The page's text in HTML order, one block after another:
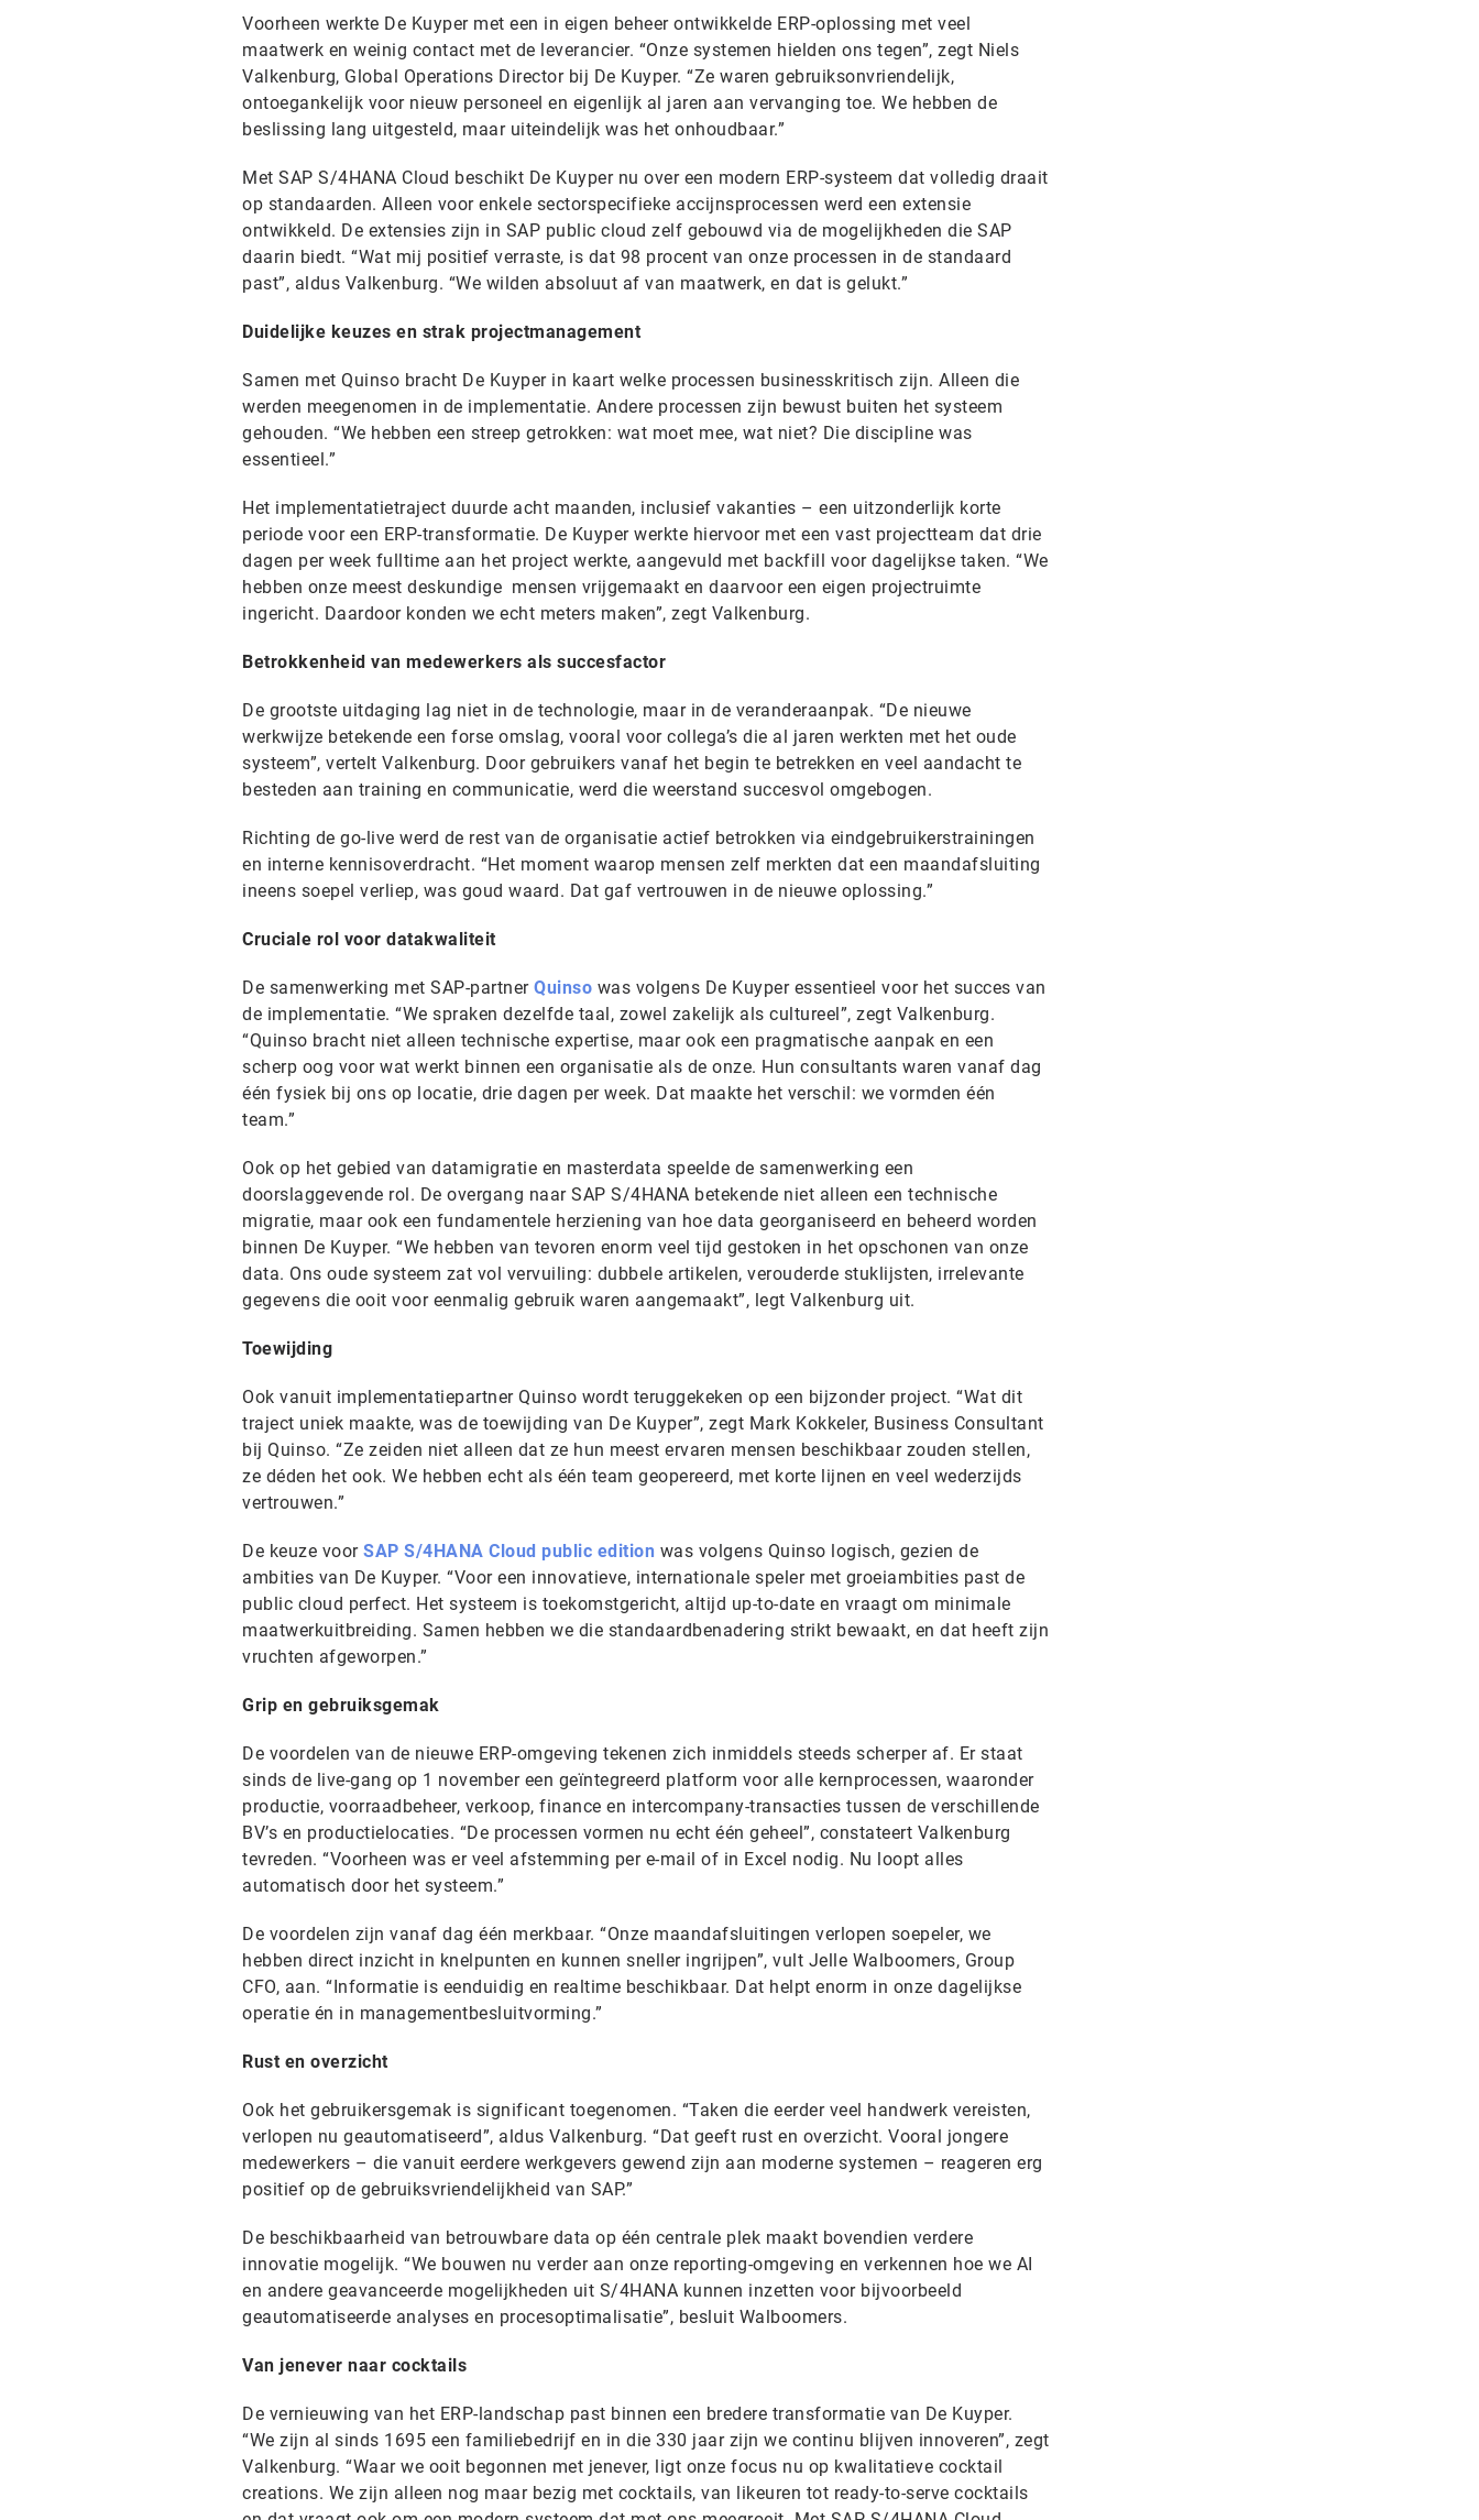
Voorheen werkte De Kuyper met een in eigen beheer ontwikkelde ERP-oplossing met veel
maatwerk en weinig contact met de leverancier. “Onze systemen hielden ons tegen”, zegt Niels
Valkenburg, Global Operations Director bij De Kuyper. “Ze waren gebruiksonvriendelijk,
ontoegankelijk voor nieuw personeel en eigenlijk al jaren aan vervanging toe. We hebben de
beslissing lang uitgesteld, maar uiteindelijk was het onhoudbaar.”
Met SAP S/4HANA Cloud beschikt De Kuyper nu over een modern ERP-systeem dat volledig draait
op standaarden. Alleen voor enkele sectorspecifieke accijnsprocessen werd een extensie
ontwikkeld. De extensies zijn in SAP public cloud zelf gebouwd via de mogelijkheden die SAP
daarin biedt. “Wat mij positief verraste, is dat 98 procent van onze processen in de standaard
past”, aldus Valkenburg. “We wilden absoluut af van maatwerk, en dat is gelukt.”
Duidelijke keuzes en strak projectmanagement
Samen met Quinso bracht De Kuyper in kaart welke processen businesskritisch zijn. Alleen die
werden meegenomen in de implementatie. Andere processen zijn bewust buiten het systeem
gehouden. “We hebben een streep getrokken: wat moet mee, wat niet? Die discipline was
essentieel.”
Het implementatietraject duurde acht maanden, inclusief vakanties – een uitzonderlijk korte
periode voor een ERP-transformatie. De Kuyper werkte hiervoor met een vast projectteam dat drie
dagen per week fulltime aan het project werkte, aangevuld met backfill voor dagelijkse taken. “We
hebben onze meest deskundige mensen vrijgemaakt en daarvoor een eigen projectruimte
ingericht. Daardoor konden we echt meters maken”, zegt Valkenburg.
Betrokkenheid van medewerkers als succesfactor
De grootste uitdaging lag niet in de technologie, maar in de veranderaanpak. “De nieuwe
werkwijze betekende een forse omslag, vooral voor collega’s die al jaren werkten met het oude
systeem”, vertelt Valkenburg. Door gebruikers vanaf het begin te betrekken en veel aandacht te
besteden aan training en communicatie, werd die weerstand succesvol omgebogen.
Richting de go-live werd de rest van de organisatie actief betrokken via eindgebruikerstrainingen
en interne kennisoverdracht. “Het moment waarop mensen zelf merkten dat een maandafsluiting
ineens soepel verliep, was goud waard. Dat gaf vertrouwen in de nieuwe oplossing.”
Cruciale rol voor datakwaliteit
De samenwerking met SAP-partner Quinso was volgens De Kuyper essentieel voor het succes van
de implementatie. “We spraken dezelfde taal, zowel zakelijk als cultureel”, zegt Valkenburg.
“Quinso bracht niet alleen technische expertise, maar ook een pragmatische aanpak en een
scherp oog voor wat werkt binnen een organisatie als de onze. Hun consultants waren vanaf dag
één fysiek bij ons op locatie, drie dagen per week. Dat maakte het verschil: we vormden één
team.”
Ook op het gebied van datamigratie en masterdata speelde de samenwerking een
doorslaggevende rol. De overgang naar SAP S/4HANA betekende niet alleen een technische
migratie, maar ook een fundamentele herziening van hoe data georganiseerd en beheerd worden
binnen De Kuyper. “We hebben van tevoren enorm veel tijd gestoken in het opschonen van onze
data. Ons oude systeem zat vol vervuiling: dubbele artikelen, verouderde stuklijsten, irrelevante
gegevens die ooit voor eenmalig gebruik waren aangemaakt”, legt Valkenburg uit.
Toewijding
Ook vanuit implementatiepartner Quinso wordt teruggekeken op een bijzonder project. “Wat dit
traject uniek maakte, was de toewijding van De Kuyper”, zegt Mark Kokkeler, Business Consultant
bij Quinso. “Ze zeiden niet alleen dat ze hun meest ervaren mensen beschikbaar zouden stellen,
ze déden het ook. We hebben echt als één team geopereerd, met korte lijnen en veel wederzijds
vertrouwen.”
De keuze voor SAP S/4HANA Cloud public edition was volgens Quinso logisch, gezien de
ambities van De Kuyper. “Voor een innovatieve, internationale speler met groeiambities past de
public cloud perfect. Het systeem is toekomstgericht, altijd up-to-date en vraagt om minimale
maatwerkuitbreiding. Samen hebben we die standaardbenadering strikt bewaakt, en dat heeft zijn
vruchten afgeworpen.”
Grip en gebruiksgemak
De voordelen van de nieuwe ERP-omgeving tekenen zich inmiddels steeds scherper af. Er staat
sinds de live-gang op 1 november een geïntegreerd platform voor alle kernprocessen, waaronder
productie, voorraadbeheer, verkoop, finance en intercompany-transacties tussen de verschillende
BV’s en productielocaties. “De processen vormen nu echt één geheel”, constateert Valkenburg
tevreden. “Voorheen was er veel afstemming per e-mail of in Excel nodig. Nu loopt alles
automatisch door het systeem.”
De voordelen zijn vanaf dag één merkbaar. “Onze maandafsluitingen verlopen soepeler, we
hebben direct inzicht in knelpunten en kunnen sneller ingrijpen”, vult Jelle Walboomers, Group
CFO, aan. “Informatie is eenduidig en realtime beschikbaar. Dat helpt enorm in onze dagelijkse
operatie én in managementbesluitvorming.”
Rust en overzicht
Ook het gebruikersgemak is significant toegenomen. “Taken die eerder veel handwerk vereisten,
verlopen nu geautomatiseerd”, aldus Valkenburg. “Dat geeft rust en overzicht. Vooral jongere
medewerkers – die vanuit eerdere werkgevers gewend zijn aan moderne systemen – reageren erg
positief op de gebruiksvriendelijkheid van SAP.”
De beschikbaarheid van betrouwbare data op één centrale plek maakt bovendien verdere
innovatie mogelijk. “We bouwen nu verder aan onze reporting-omgeving en verkennen hoe we AI
en andere geavanceerde mogelijkheden uit S/4HANA kunnen inzetten voor bijvoorbeeld
geautomatiseerde analyses en procesoptimalisatie”, besluit Walboomers.
Van jenever naar cocktails
De vernieuwing van het ERP-landschap past binnen een bredere transformatie van De Kuyper.
“We zijn al sinds 1695 een familiebedrijf en in die 330 jaar zijn we continu blijven innoveren”, zegt
Valkenburg. “Waar we ooit begonnen met jenever, ligt onze focus nu op kwalitatieve cocktail
creations. We zijn alleen nog maar bezig met cocktails, van likeuren tot ready-to-serve cocktails